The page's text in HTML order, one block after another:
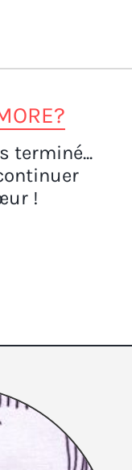
terminé...
!